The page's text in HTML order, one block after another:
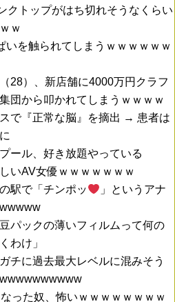
クトップがはち切れそうなくらい
ｗ
いを触られてしまうｗｗｗｗｗｗ
28）、新店舗に4000万円クラフ
団から叩かれてしまうｗｗｗｗ
で『正常な脳』を摘出 → 患者は
ール、好き放題やっている
いAV女優ｗｗｗｗｗｗｗ
駅で「チンポッ
」というアナ
パックの薄いフィルムって何の
わけ」
チに過去最大レベルに混みそう
った奴、怖いｗｗｗｗｗｗｗｗ